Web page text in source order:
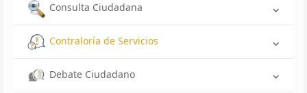
Consulta Ciudadana
Contraloría de Servicios
Debate Ciudadano